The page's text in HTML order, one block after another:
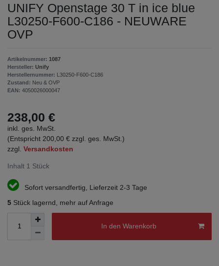
UNIFY Openstage 30 T in ice blue
L30250-F600-C186 - NEUWARE
OVP
Artikelnummer: 1087
Hersteller: Unify
Herstellernummer: L30250-F600-C186
Zustand: Neu & OVP
EAN: 4050026000047
238,00 €
inkl. ges. MwSt.
(Entspricht 200,00 € zzgl. ges. MwSt.)
zzgl. Versandkosten
Inhalt 1 Stück
Sofort versandfertig, Lieferzeit 2-3 Tage
5 Stück lagernd, mehr auf Anfrage
In den Warenkorb